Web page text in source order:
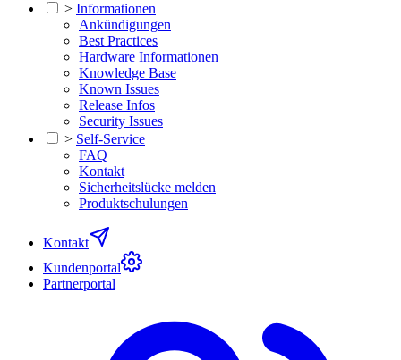
> Informationen
Ankündigungen
Best Practices
Hardware Informationen
Knowledge Base
Known Issues
Release Infos
Security Issues
> Self-Service
FAQ
Kontakt
Sicherheitslücke melden
Produktschulungen
Kontakt
Kundenportal
Partnerportal